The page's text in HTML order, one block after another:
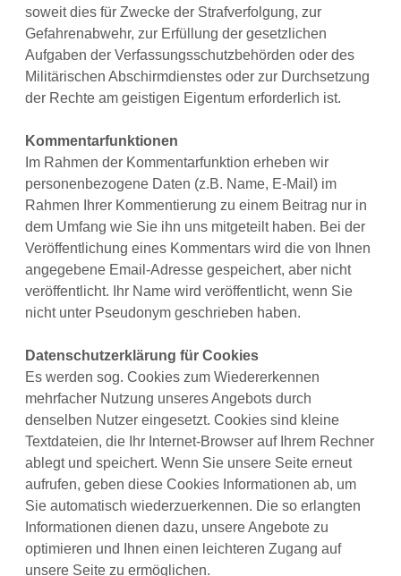
soweit dies für Zwecke der Strafverfolgung, zur
Gefahrenabwehr, zur Erfüllung der gesetzlichen
Aufgaben der Verfassungsschutzbehörden oder des
Militärischen Abschirmdienstes oder zur Durchsetzung
der Rechte am geistigen Eigentum erforderlich ist.
Kommentarfunktionen
Im Rahmen der Kommentarfunktion erheben wir
personenbezogene Daten (z.B. Name, E-Mail) im
Rahmen Ihrer Kommentierung zu einem Beitrag nur in
dem Umfang wie Sie ihn uns mitgeteilt haben. Bei der
Veröffentlichung eines Kommentars wird die von Ihnen
angegebene Email-Adresse gespeichert, aber nicht
veröffentlicht. Ihr Name wird veröffentlicht, wenn Sie
nicht unter Pseudonym geschrieben haben.
Datenschutzerklärung für Cookies
Es werden sog. Cookies zum Wiedererkennen
mehrfacher Nutzung unseres Angebots durch
denselben Nutzer eingesetzt. Cookies sind kleine
Textdateien, die Ihr Internet-Browser auf Ihrem Rechner
ablegt und speichert. Wenn Sie unsere Seite erneut
aufrufen, geben diese Cookies Informationen ab, um
Sie automatisch wiederzuerkennen. Die so erlangten
Informationen dienen dazu, unsere Angebote zu
optimieren und Ihnen einen leichteren Zugang auf
unsere Seite zu ermöglichen.